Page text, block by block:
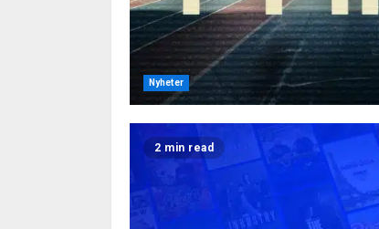
Nyheter
2 min read